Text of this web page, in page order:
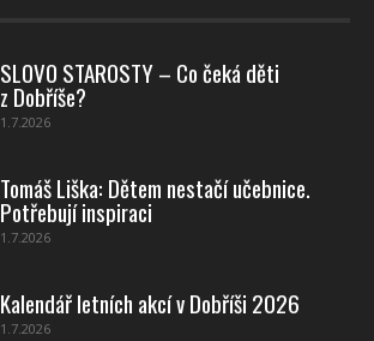
SLOVO STAROSTY – Co čeká děti
z Dobříše?
1.7.2026
Tomáš Liška: Dětem nestačí učebnice.
Potřebují inspiraci
1.7.2026
Kalendář letních akcí v Dobříši 2026
1.7.2026